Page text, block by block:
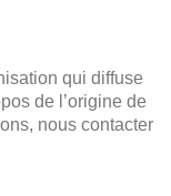
qui diffuse
de l’origine de
nous contacter